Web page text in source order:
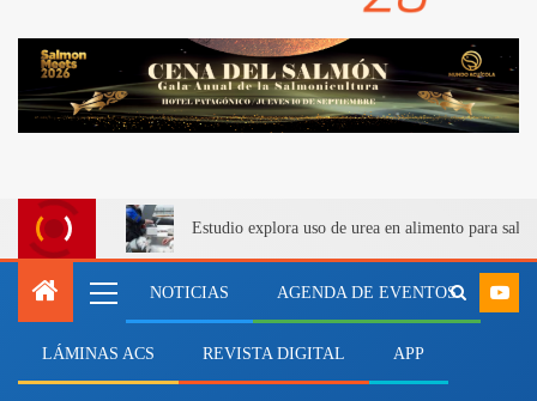
Estudio explora uso de urea en alimento para
NOTICIAS AGENDA DE EVENTOS
LÁMINAS ACS REVISTA DIGITAL APP
Conapach